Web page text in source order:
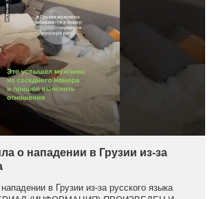
о нападении в Грузии из-за
в Грузии из-за русского языка